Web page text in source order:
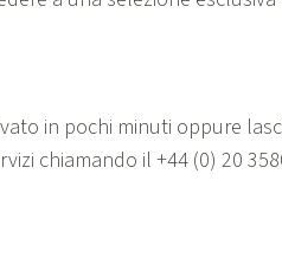
in pochi minuti oppure
chiamando il +44 (0) 20